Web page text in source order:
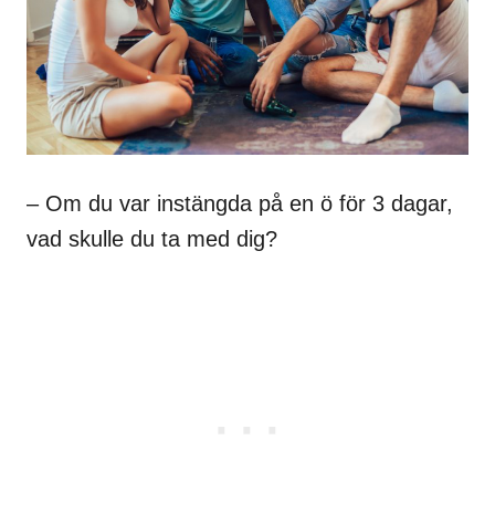
– Om du var instängda på en ö för 3 dagar,
vad skulle du ta med dig?